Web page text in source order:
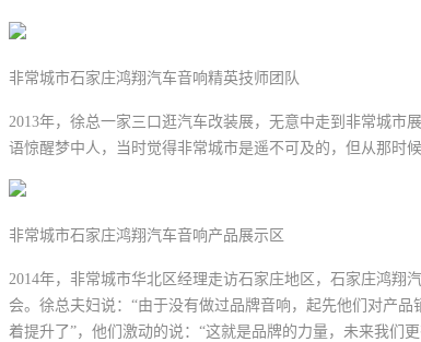
非常城市石家庄鸿翔汽车音响精英技师团队
2013年，徐总一家三口逛汽车改装展，无意中走到非常城市
语惊醒梦中人，当时觉得非常城市是遥不可及的，但从那时
非常城市石家庄鸿翔汽车音响产品展示区
2014年，非常城市华北区经理走访石家庄地区，石家庄鸿
会。徐总夫妇说：“由于没有做过品牌音响，起先他们对产
着提升了”，他们激动的说：“这就是品牌的力量，未来我们